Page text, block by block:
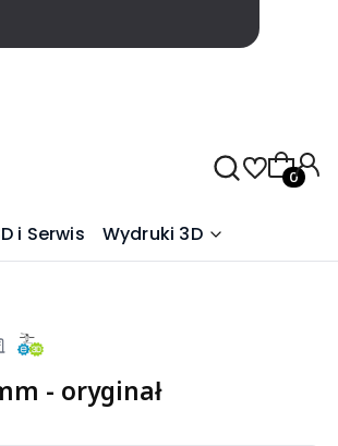
i Serwis Wydruki 3D
- oryginał